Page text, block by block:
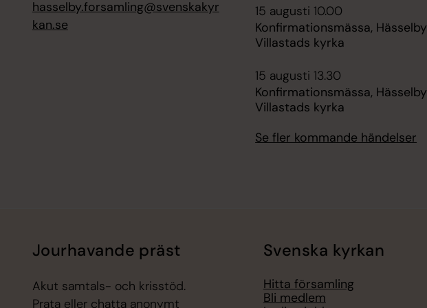
hasselby.forsamling@svenskakyr
kan.se
15 augusti 10.00
Konfirmationsmässa, Hässelby
Villastads kyrka
15 augusti 13.30
Konfirmationsmässa, Hässelby
Villastads kyrka
Se fler kommande händelser
Jourhavande präst
Akut samtals- och krisstöd.
Prata eller chatta anonymt
Svenska kyrkan
Hitta församling
Bli medlem